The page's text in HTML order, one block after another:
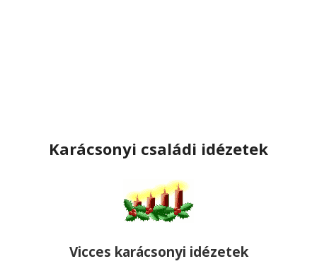
Karácsonyi családi idézetek
Vicces karácsonyi idézetek